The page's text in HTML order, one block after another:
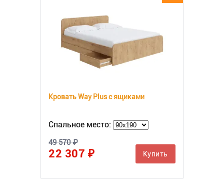
Кровать Way Plus с ящиками
Спальное место:
49 570 ₽
22 307 ₽ Купить